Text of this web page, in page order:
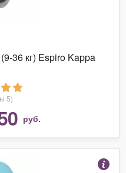
36 кг) Espiro Kappa
5)
руб.